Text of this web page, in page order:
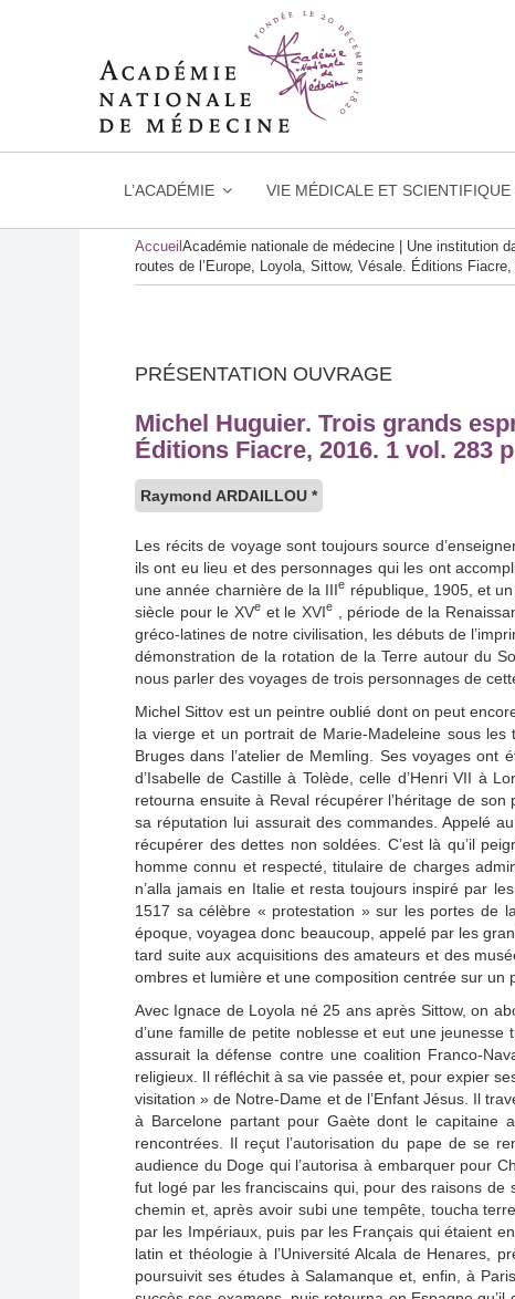
L’ACADÉMIE VIE MÉDICALE ET SCIENTIFIQUE
Accueil Académie nationale de médecine | Une institution
routes de l’Europe, Loyola, Sittow, Vésale. Éditions
PRÉSENTATION OUVRAGE
Michel Huguier. Trois grands
Éditions Fiacre, 2016. 1 vol. 283
Raymond ARDAILLOU *
Les récits de voyage sont toujours source
ils ont eu lieu et des personnages qui les ont
une année charnière de la IIIe république, 1905, et
siècle pour le XVeet le XVIe, période de la
gréco-latines de notre civilisation, les débuts de
démonstration de la rotation de la Terre autour du
nous parler des voyages de trois personnages de
Michel Sittov est un peintre oublié dont on peut
la vierge et un portrait de Marie-Madeleine sous les
Bruges dans l’atelier de Memling. Ses voyages
d’Isabelle de Castille à Tolède, celle d’Henri VII à
retourna ensuite à Reval récupérer l’héritage de
sa réputation lui assurait des commandes. Appelé
récupérer des dettes non soldées. C’est là qu’il
homme connu et respecté, titulaire de charges
n’alla jamais en Italie et resta toujours inspiré par
1517 sa célèbre « protestation » sur les portes de
époque, voyagea donc beaucoup, appelé par les
tard suite aux acquisitions des amateurs et des
ombres et lumière et une composition centrée sur un
Avec Ignace de Loyola né 25 ans après Sittow, on
d’une famille de petite noblesse et eut une
assurait la défense contre une coalition Franco-
religieux. Il réfléchit à sa vie passée et, pour expier
visitation » de Notre-Dame et de l’Enfant Jésus. Il
à Barcelone partant pour Gaète dont le capitaine
rencontrées. Il reçut l’autorisation du pape de se
audience du Doge qui l’autorisa à embarquer pour
fut logé par les franciscains qui, pour des raisons
chemin et, après avoir subi une tempête, toucha
par les Impériaux, puis par les Français qui étaient
latin et théologie à l’Université Alcala de Henares,
poursuivit ses études à Salamanque et, enfin, à